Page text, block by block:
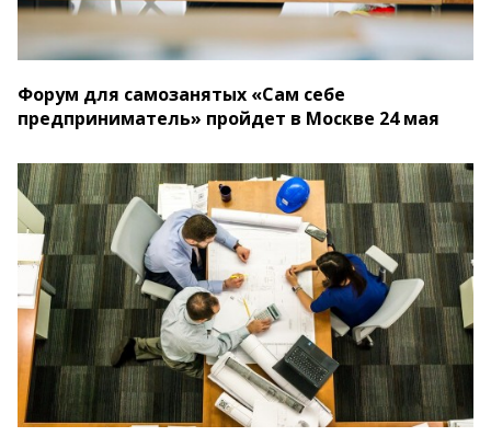
Форум для самозанятых «Сам себе
предприниматель» пройдет в Москве 24 мая